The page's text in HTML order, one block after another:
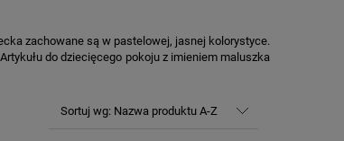
zachowane są w pastelowej, jasnej kolorystyce.
do dziecięcego pokoju z imieniem maluszka
Sortuj wg: Nazwa produktu A-Z